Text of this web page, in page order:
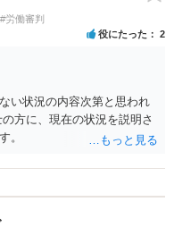
#労働審判
役にたった 2
い状況の内容次第と思われ
方に、現在の状況を説明さ
。